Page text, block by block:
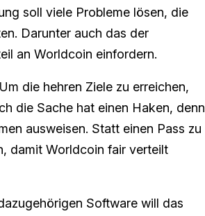
soll viele Probleme lösen, die
Darunter auch das der
an Worldcoin einfordern.
die hehren Ziele zu erreichen,
die Sache hat einen Haken, denn
ausweisen. Statt einen Pass zu
damit Worldcoin fair verteilt
Software will das